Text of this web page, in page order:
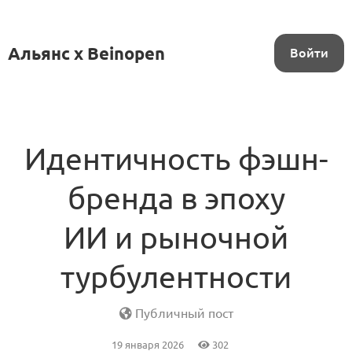
Альянс x Beinopen Войти
Идентичность фэшн-
бренда в эпоху
ИИ и рыночной
турбулентности
Публичный пост
19 января 2026 302